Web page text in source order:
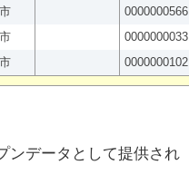
0000000566
0000000033
0000000102
ンデータとして提供され